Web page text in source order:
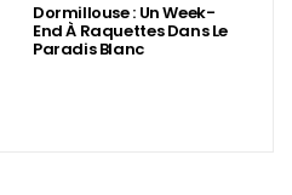
Dormillouse : Un Week-
End À Raquettes Dans Le
Paradis Blanc